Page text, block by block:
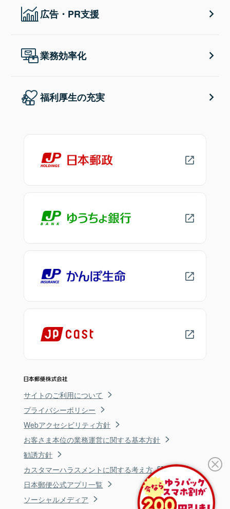
広告・PR支援
業務効率化
福利厚生の充実
サイトのご利用について
プライバシーポリシー
Webアクセシビリティ方針
お客さま本位の業務運営に関する基本方針
勧誘方針
カスタマーハラスメントに関する考え方
日本郵便公式アプリ一覧
ソーシャルメディア